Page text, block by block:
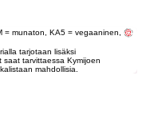
= munaton, KA5 = vegaaninen,
tarjotaan lisäksi
tarvittaessa Kymijoen
mahdollisia.